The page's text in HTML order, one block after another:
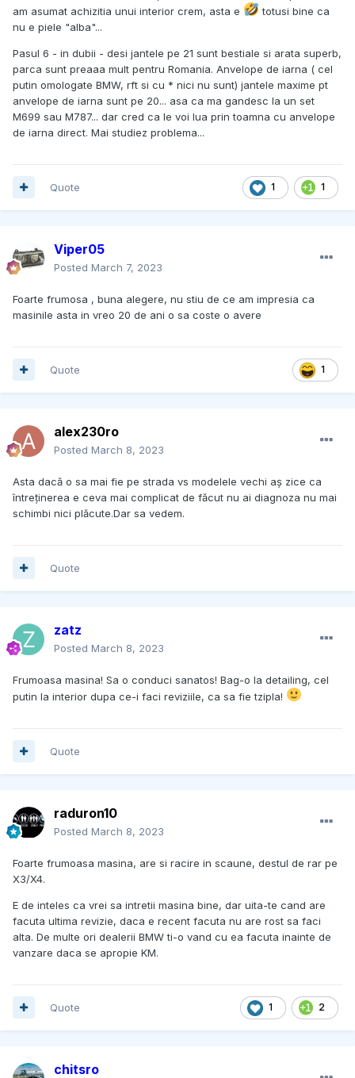
am asumat achizitia unui interior crem, asta e
totusi bine ca
nu e piele "alba"...
Pasul 6 - in dubii - desi jantele pe 21 sunt bestiale si arata superb,
parca sunt preaaa mult pentru Romania. Anvelope de iarna ( cel
putin omologate BMW, rft si cu * nici nu sunt) jantele maxime pt
anvelope de iarna sunt pe 20... asa ca ma gandesc la un set
M699 sau M787... dar cred ca le voi lua prin toamna cu anvelope
de iarna direct. Mai studiez problema...
1 1
Quote
Viper05
Posted March 7, 2023
Foarte frumosa , buna alegere, nu stiu de ce am impresia ca
masinile asta in vreo 20 de ani o sa coste o avere
1
Quote
alex230ro
Posted March 8, 2023
Asta dacă o sa mai fie pe strada vs modelele vechi aș zice ca
întreținerea e ceva mai complicat de făcut nu ai diagnoza nu mai
schimbi nici plăcute.Dar sa vedem.
Quote
zatz
Posted March 8, 2023
Frumoasa masina! Sa o conduci sanatos! Bag-o la detailing, cel
putin la interior dupa ce-i faci reviziile, ca sa fie tzipla!
Quote
raduron10
Posted March 8, 2023
Foarte frumoasa masina, are si racire in scaune, destul de rar pe
X3/X4.
E de inteles ca vrei sa intretii masina bine, dar uita-te cand are
facuta ultima revizie, daca e recent facuta nu are rost sa faci
alta. De multe ori dealerii BMW ti-o vand cu ea facuta inainte de
vanzare daca se apropie KM.
1 2
Quote
chitsro